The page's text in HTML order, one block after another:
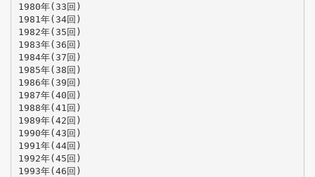
1980年(33回)
1981年(34回)
1982年(35回)
1983年(36回)
1984年(37回)
1985年(38回)
1986年(39回)
1987年(40回)
1988年(41回)
1989年(42回)
1990年(43回)
1991年(44回)
1992年(45回)
1993年(46回)